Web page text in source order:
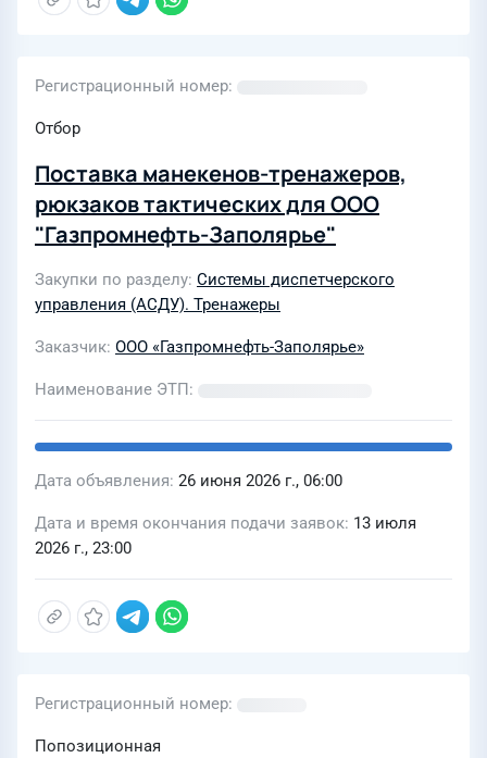
Регистрационный номер
Отбор
Поставка манекенов-тренажеров,
рюкзаков тактических для ООО
"Газпромнефть-Заполярье"
Закупки по разделу Системы диспетчерского
управления (АСДУ). Тренажеры
Заказчик ООО «Газпромнефть-Заполярье»
Наименование ЭТП
Дата объявления 26 июня 2026 г., 06:00
Дата и время окончания подачи заявок 13 июля
2026 г., 23:00
Регистрационный номер
Попозиционная